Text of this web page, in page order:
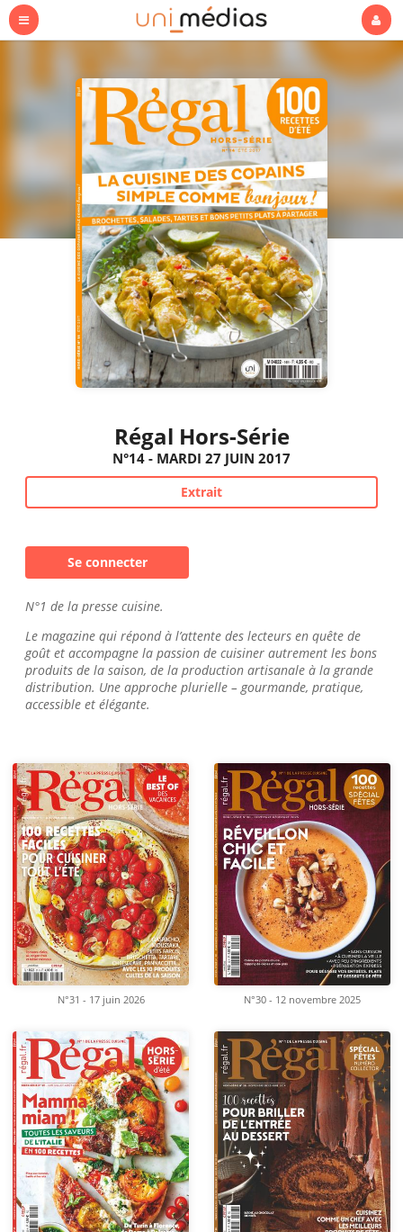
Régal Hors-Série
N°14 - MARDI 27 JUIN 2017
Extrait
Se connecter
N°1 de la presse cuisine.
Le magazine qui répond à l’attente des lecteurs en quête de
goût et accompagne la passion de cuisiner autrement les bons
produits de la saison, de la production artisanale à la grande
distribution. Une approche plurielle – gourmande, pratique,
accessible et élégante.
N°31 - 17 juin 2026 N°30 - 12 novembre 2025